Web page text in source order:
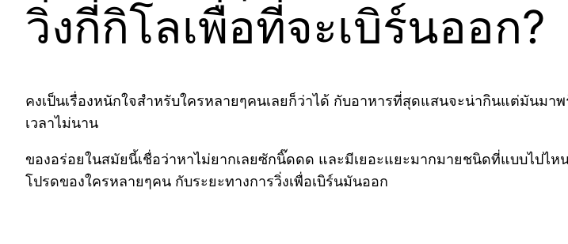
วิ่งกี่กิโลเพื่อที่จะเบิร์นออก?
คงเป็นเรื่องหนักใจสำหรับใครหลายๆคนเลยก็ว่าได้ กับอาหารที่สุดแสนจะน่ากินแต่มัน
เวลาไม่นาน
ของอร่อยในสมัยนี้เชื่อว่าหาไม่ยากเลยซักนิ๊ดดด และมีเยอะแยะมากมายชนิดที่แบบไปไห
โปรดของใครหลายๆคน กับระยะทางการวิ่งเพื่อเบิร์นมันออก